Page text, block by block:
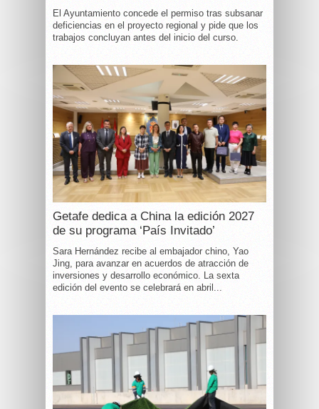
El Ayuntamiento concede el permiso tras subsanar
deficiencias en el proyecto regional y pide que los
trabajos concluyan antes del inicio del curso.
Getafe dedica a China la edición 2027
de su programa ‘País Invitado’
Sara Hernández recibe al embajador chino, Yao
Jing, para avanzar en acuerdos de atracción de
inversiones y desarrollo económico. La sexta
edición del evento se celebrará en abril...